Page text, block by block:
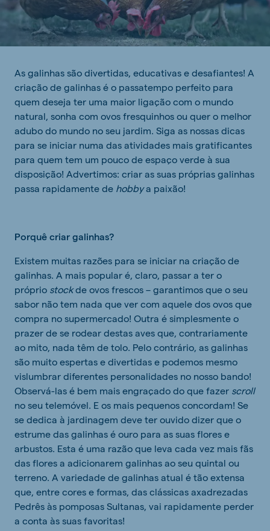
As galinhas são divertidas, educativas e desafiantes! A
criação de galinhas é o passatempo perfeito para
quem deseja ter uma maior ligação com o mundo
natural, sonha com ovos fresquinhos ou quer o melhor
adubo do mundo no seu jardim. Siga as nossas dicas
para se iniciar numa das atividades mais gratificantes
para quem tem um pouco de espaço verde à sua
disposição! Advertimos: criar as suas próprias galinhas
passa rapidamente de hobbya paixão!
Porquê criar galinhas?
Existem muitas razões para se iniciar na criação de
galinhas. A mais popular é, claro, passar a ter o
próprio stockde ovos frescos – garantimos que o seu
sabor não tem nada que ver com aquele dos ovos que
compra no supermercado! Outra é simplesmente o
prazer de se rodear destas aves que, contrariamente
ao mito, nada têm de tolo. Pelo contrário, as galinhas
são muito espertas e divertidas e podemos mesmo
vislumbrar diferentes personalidades no nosso bando!
Observá-las é bem mais engraçado do que fazer scroll
no seu telemóvel. E os mais pequenos concordam! Se
se dedica à jardinagem deve ter ouvido dizer que o
estrume das galinhas é ouro para as suas flores e
arbustos. Esta é uma razão que leva cada vez mais fãs
das flores a adicionarem galinhas ao seu quintal ou
terreno. A variedade de galinhas atual é tão extensa
que, entre cores e formas, das clássicas axadrezadas
Pedrês às pomposas Sultanas, vai rapidamente perder
a conta às suas favoritas!